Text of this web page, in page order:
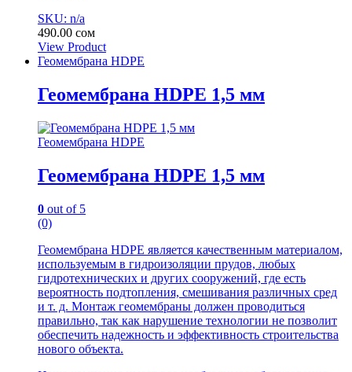
SKU: n/a
490.00 сом
View Product
Геомембрана HDPE
Геомембрана HDPE 1,5 мм
Геомембрана HDPE
Геомембрана HDPE 1,5 мм
0 out of 5
(0)
Геомембрана HDPE является качественным материалом,
используемым в гидроизоляции прудов, любых
гидротехнических и других сооружений, где есть
вероятность подтопления, смешивания различных сред
и т. д. Монтаж геомембраны должен проводиться
правильно, так как нарушение технологии не позволит
обеспечить надежность и эффективность строительства
нового объекта.